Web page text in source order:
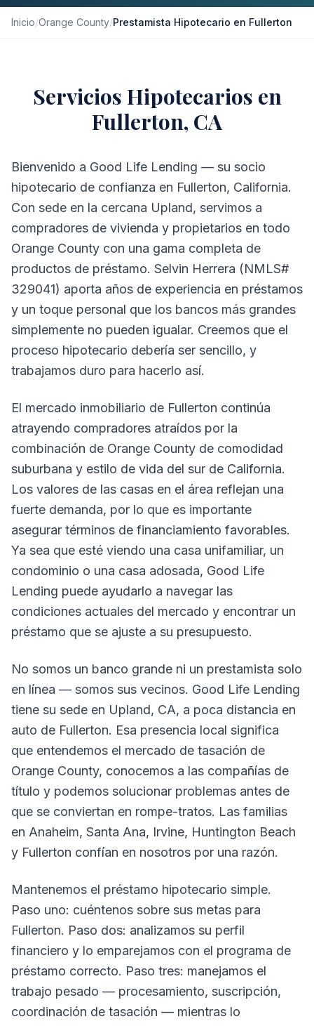
Inicio/Orange County/Prestamista Hipotecario en Fullerton
Servicios Hipotecarios en
Fullerton, CA
Bienvenido a Good Life Lending — su socio
hipotecario de confianza en Fullerton, California.
Con sede en la cercana Upland, servimos a
compradores de vivienda y propietarios en todo
Orange County con una gama completa de
productos de préstamo. Selvin Herrera (NMLS#
329041) aporta años de experiencia en préstamos
y un toque personal que los bancos más grandes
simplemente no pueden igualar. Creemos que el
proceso hipotecario debería ser sencillo, y
trabajamos duro para hacerlo así.
El mercado inmobiliario de Fullerton continúa
atrayendo compradores atraídos por la
combinación de Orange County de comodidad
suburbana y estilo de vida del sur de California.
Los valores de las casas en el área reflejan una
fuerte demanda, por lo que es importante
asegurar términos de financiamiento favorables.
Ya sea que esté viendo una casa unifamiliar, un
condominio o una casa adosada, Good Life
Lending puede ayudarlo a navegar las
condiciones actuales del mercado y encontrar un
préstamo que se ajuste a su presupuesto.
No somos un banco grande ni un prestamista solo
en línea — somos sus vecinos. Good Life Lending
tiene su sede en Upland, CA, a poca distancia en
auto de Fullerton. Esa presencia local significa
que entendemos el mercado de tasación de
Orange County, conocemos a las compañías de
título y podemos solucionar problemas antes de
que se conviertan en rompe-tratos. Las familias
en Anaheim, Santa Ana, Irvine, Huntington Beach
y Fullerton confían en nosotros por una razón.
Mantenemos el préstamo hipotecario simple.
Paso uno: cuéntenos sobre sus metas para
Fullerton. Paso dos: analizamos su perfil
financiero y lo emparejamos con el programa de
préstamo correcto. Paso tres: manejamos el
trabajo pesado — procesamiento, suscripción,
coordinación de tasación — mientras lo